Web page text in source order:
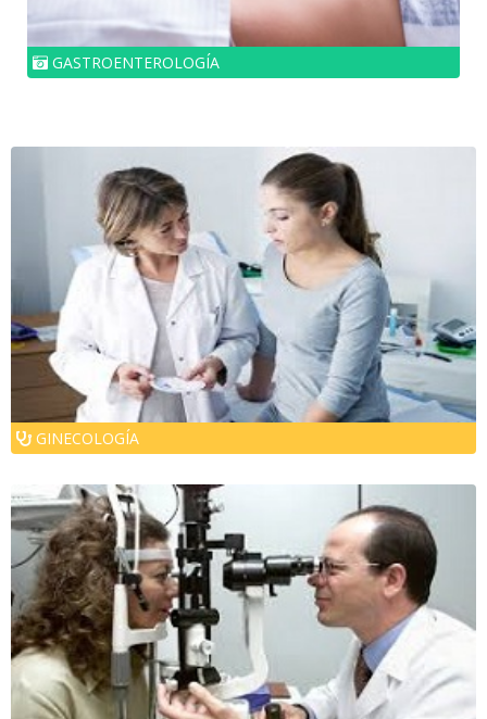
GASTROENTEROLOGÍA
GINECOLOGÍA